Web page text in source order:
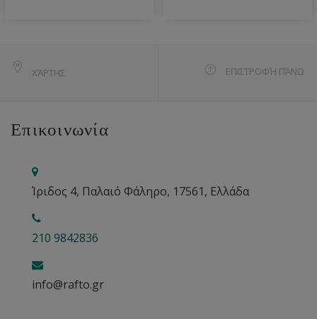
ΧΆΡΤΗΣ ΕΠΙΣΤΡΟΦΉ ΠΆΝΩ
Επικοινωνία
Ίριδος 4, Παλαιό Φάληρο, 17561, Ελλάδα
210 9842836
info@rafto.gr